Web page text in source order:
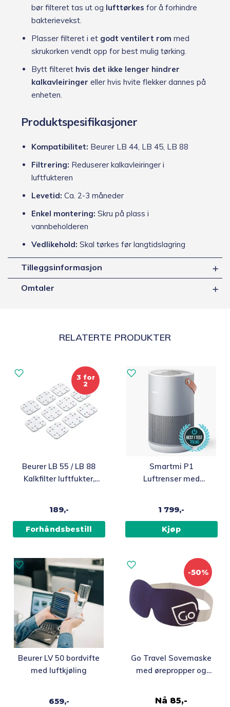
bør filteret tas ut og lufttørkes for å forhindre
bakterievekst.
Plasser filteret i et godt ventilert rom med
skrukorken vendt opp for best mulig tørking.
Bytt filteret hvis det ikke lenger hindrer
kalkavleiringer eller hvis hvite flekker dannes på
enheten.
Produktspesifikasjoner
Kompatibilitet: Beurer LB 44, LB 45, LB 88
Filtrering: Reduserer kalkavleiringer i
luftfukteren
Levetid: Ca. 2-3 måneder
Enkel montering: Skru på plass i
vannbeholderen
Vedlikehold: Skal tørkes før langtidslagring
Tilleggsinformasjon
Omtaler
RELATERTE PRODUKTER
3 for
2
Beurer LB 55 / LB 88
Kalkfilter luftfukter,
189,-
Forhåndsbestill
Smartmi P1
Luftrenser med
1 799,-
Kjøp
Beurer LV 50 bordvifte
med luftkjøling
659,-
-50%
Go Travel Sovemaske
med ørepropper og
Nå 85,-